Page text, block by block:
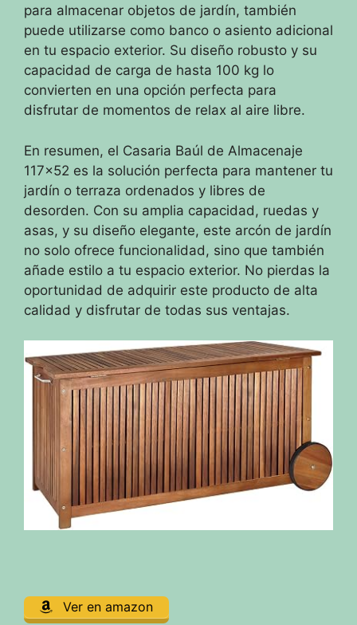
para almacenar objetos de jardín, también
puede utilizarse como banco o asiento adicional
en tu espacio exterior. Su diseño robusto y su
capacidad de carga de hasta 100 kg lo
convierten en una opción perfecta para
disfrutar de momentos de relax al aire libre.
En resumen, el Casaria Baúl de Almacenaje
117×52 es la solución perfecta para mantener tu
jardín o terraza ordenados y libres de
desorden. Con su amplia capacidad, ruedas y
asas, y su diseño elegante, este arcón de jardín
no solo ofrece funcionalidad, sino que también
añade estilo a tu espacio exterior. No pierdas la
oportunidad de adquirir este producto de alta
calidad y disfrutar de todas sus ventajas.
Ver en amazon